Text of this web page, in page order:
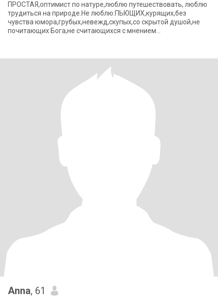
ПРОСТАЯ,оптимист по натуре,люблю путешествовать, люблю
трудиться на природе.Не люблю:ПЬЮЩИХ,курящих,без
чувства юмора,грубых,невежд,скупых,со скрытой душой,не
почитающих Бога,не считающихся с мнением
Anna, 61